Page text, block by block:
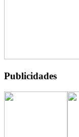
Publicidades